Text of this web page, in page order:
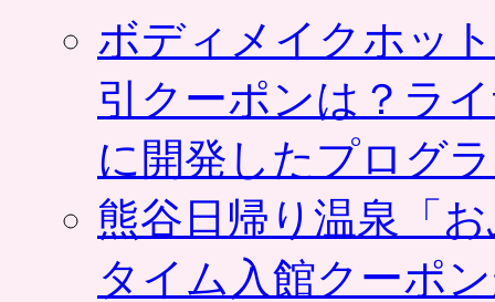
ボディメイクホッ
引クーポンは？ラ
に開発したプログ
熊谷日帰り温泉「
タイム入館クーポ